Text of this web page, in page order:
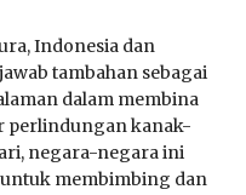
Indonesia dan
tambahan sebagai
dalam membina
perlindungan kanak-
negara-negara ini
membimbing dan